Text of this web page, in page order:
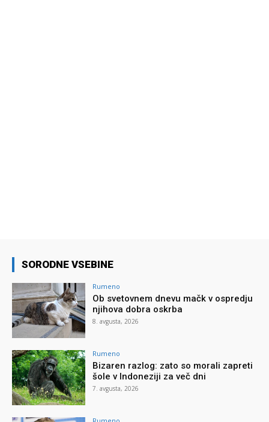
SORODNE VSEBINE
Rumeno
Ob svetovnem dnevu mačk v ospredju
njihova dobra oskrba
8. avgusta, 2026
Rumeno
Bizaren razlog: zato so morali zapreti
šole v Indoneziji za več dni
7. avgusta, 2026